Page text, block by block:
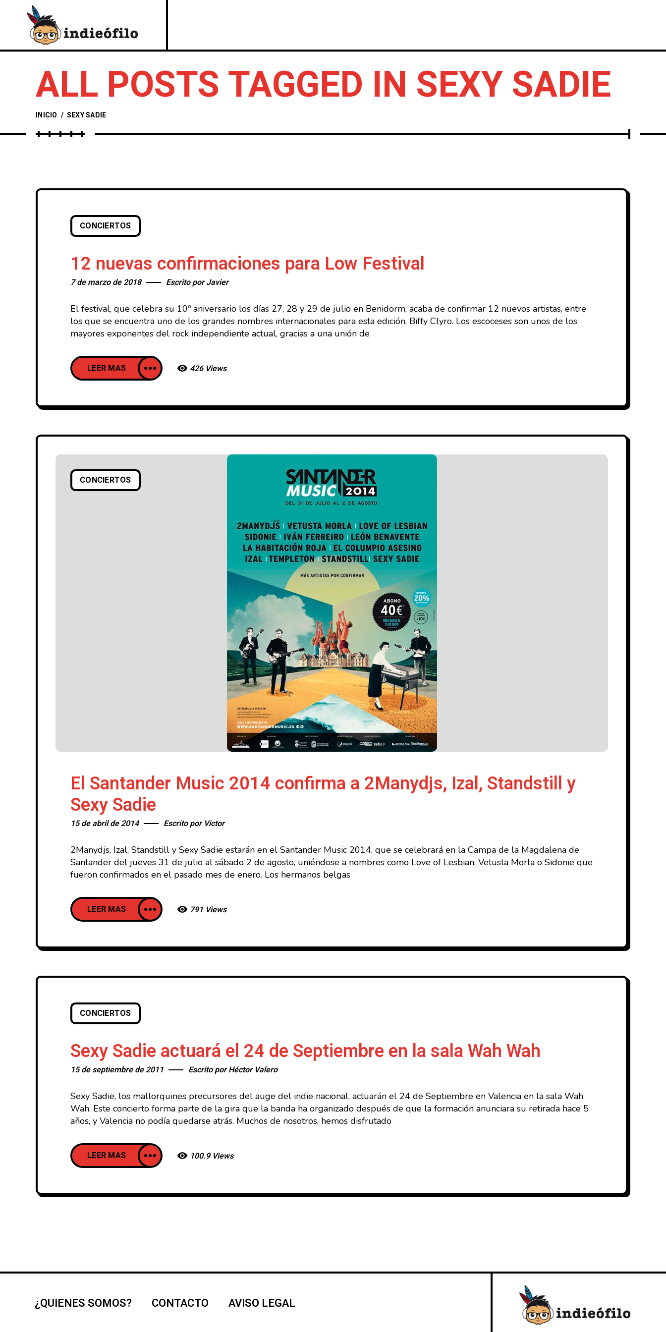
ALL POSTS TAGGED IN SEXY SADIE
INICIO / SEXY SADIE
CONCIERTOS
12 nuevas confirmaciones para Low Festival
7 de marzo de 2018 Escrito porJavier
El festival, que celebra su 10º aniversario los días 27, 28 y 29 de julio en Benidorm, acaba de confirmar 12 nuevos artistas, entre
los que se encuentra uno de los grandes nombres internacionales para esta edición, Biffy Clyro. Los escoceses son unos de los
mayores exponentes del rock independiente actual, gracias a una unión de
LEER MAS 426 Views
CONCIERTOS
El Santander Music 2014 confirma a 2Manydjs, Izal, Standstill y
Sexy Sadie
15 de abril de 2014 Escrito por Victor
2Manydjs, Izal, Standstill y Sexy Sadie estarán en el Santander Music 2014, que se celebrará en la Campa de la Magdalena de
Santander del jueves 31 de julio al sábado 2 de agosto, uniéndose a nombres como Love of Lesbian, Vetusta Morla o Sidonie que
fueron confirmados en el pasado mes de enero. Los hermanos belgas
LEER MAS 791 Views
CONCIERTOS
Sexy Sadie actuará el 24 de Septiembre en la sala Wah Wah
15 de septiembre de 2011 Escrito porHéctor Valero
Sexy Sadie, los mallorquines precursores del auge del indie nacional, actuarán el 24 de Septiembre en Valencia en la sala Wah
Wah. Este concierto forma parte de la gira que la banda ha organizado después de que la formación anunciara su retirada hace 5
años, y Valencia no podía quedarse atrás. Muchos de nosotros, hemos disfrutado
LEER MAS 100.9 Views
¿QUIENES SOMOS? CONTACTO AVISO LEGAL